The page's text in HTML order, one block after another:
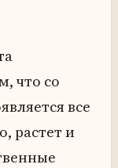
что со
все
растет и